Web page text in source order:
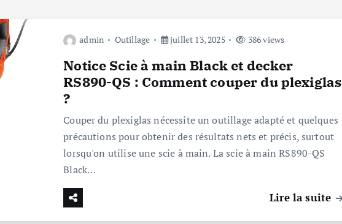
admin Outillage juillet 13, 2025 386 views
Notice Scie à main Black et decker
RS890-QS : Comment couper du plexiglas
?
Couper du plexiglas nécessite un outillage adapté et quelques
précautions pour obtenir des résultats nets et précis, surtout
lorsqu'on utilise une scie à main. La scie à main RS890-QS
Black…
Lire la suite